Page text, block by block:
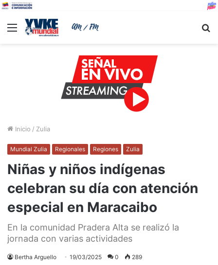
Menu
Inicio / Zulia
Mundial Zulia Regionales Regiones Zulia
Niñas y niños indígenas
celebran su día con atención
especial en Maracaibo
En la comunidad Pradera Alta se realizó la
jornada con varias actividades
Bertha Arguello 19/03/2025 0 289